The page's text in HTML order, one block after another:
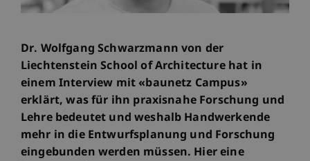
Dr. Wolfgang Schwarzmann von der
Liechtenstein School of Architecture hat in
einem Interview mit «baunetz Campus»
erklärt, was für ihn praxisnahe Forschung und
Lehre bedeutet und weshalb Handwerkende
mehr in die Entwurfsplanung und Forschung
eingebunden werden müssen. Hier eine